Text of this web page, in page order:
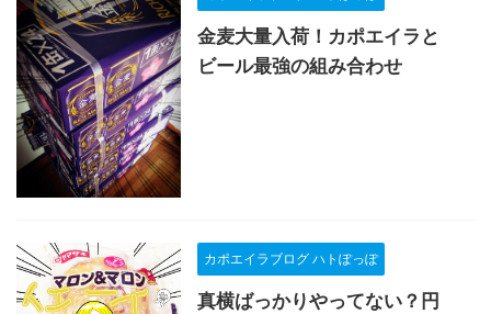
金麦大量入荷！カポエイラと
ビール最強の組み合わせ
カポエイラブログ ハトぽっぽ
真横ばっかりやってない？円